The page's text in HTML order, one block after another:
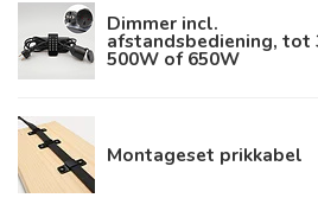
Dimmer incl.
afstandsbediening, tot
500W of 650W
Montageset prikkabel